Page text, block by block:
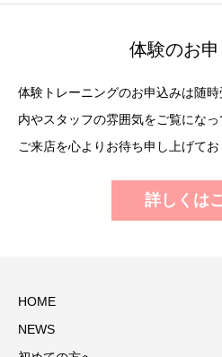
体験のお
体験トレーニングのお申込みは随
内やスタッフの雰囲気をご覧になっ
ご来店を心よりお待ち申し上げてお
詳しくは
HOME
NEWS